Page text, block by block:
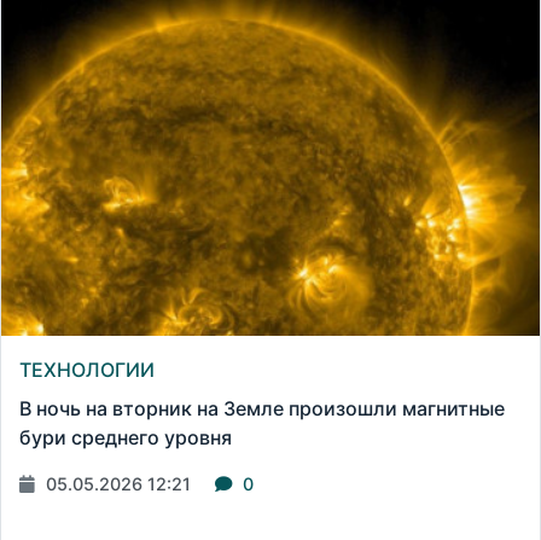
ТЕХНОЛОГИИ
В ночь на вторник на Земле произошли магнитные
бури среднего уровня
05.05.2026 12:21 0